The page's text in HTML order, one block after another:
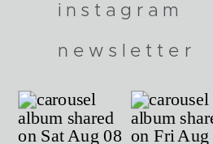
instagram
newsletter